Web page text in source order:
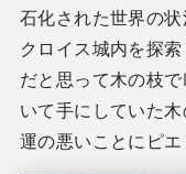
石化された世界の
クロイス城内を探
だと思って木の枝
いて手にしていた
運の悪いことにピエ